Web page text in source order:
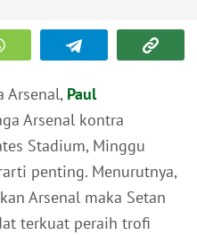
Arsenal, Paul
Arsenal kontra
Stadium, Minggu
penting. Menurutnya,
Arsenal maka Setan
terkuat peraih trofi